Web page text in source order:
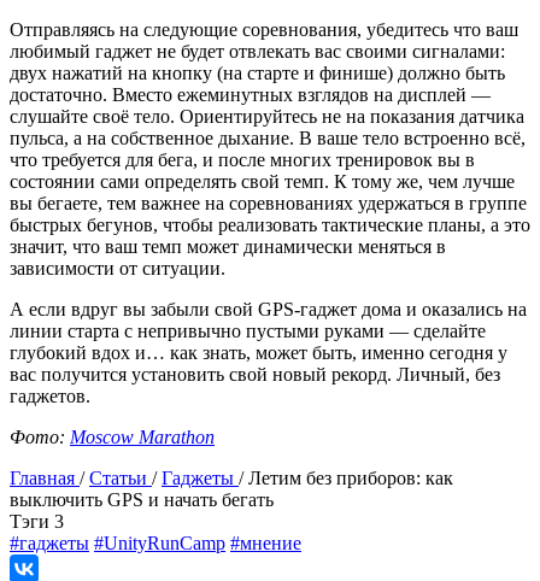
Отправляясь на следующие соревнования, убедитесь что ваш
любимый гаджет не будет отвлекать вас своими сигналами:
двух нажатий на кнопку (на старте и финише) должно быть
достаточно. Вместо ежеминутных взглядов на дисплей —
слушайте своё тело. Ориентируйтесь не на показания датчика
пульса, а на собственное дыхание. В ваше тело встроенно всё,
что требуется для бега, и после многих тренировок вы в
состоянии сами определять свой темп. К тому же, чем лучше
вы бегаете, тем важнее на соревнованиях удержаться в группе
быстрых бегунов, чтобы реализовать тактические планы, а это
значит, что ваш темп может динамически меняться в
зависимости от ситуации.
А если вдруг вы забыли свой GPS-гаджет дома и оказались на
линии старта с непривычно пустыми руками — сделайте
глубокий вдох и… как знать, может быть, именно сегодня у
вас получится установить свой новый рекорд. Личный, без
гаджетов.
Фото: Moscow Marathon
Главная /Статьи /Гаджеты /Летим без приборов: как
выключить GPS и начать бегать
Tэги 3
#гаджеты #UnityRunCamp #мнение